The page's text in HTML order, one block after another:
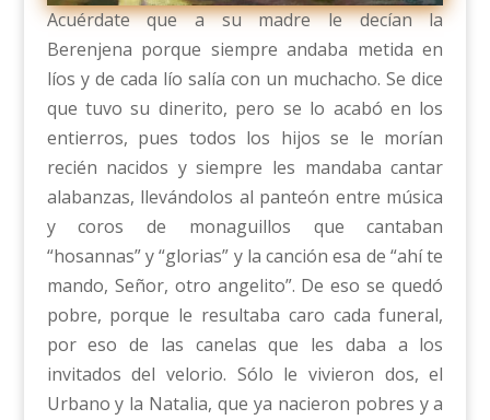
Acuérdate que a su madre le decían la
Berenjena porque siempre andaba metida en
líos y de cada lío salía con un muchacho. Se dice
que tuvo su dinerito, pero se lo acabó en los
entierros, pues todos los hijos se le morían
recién nacidos y siempre les mandaba cantar
alabanzas, llevándolos al panteón entre música
y coros de monaguillos que cantaban
“hosannas” y “glorias” y la canción esa de “ahí te
mando, Señor, otro angelito”. De eso se quedó
pobre, porque le resultaba caro cada funeral,
por eso de las canelas que les daba a los
invitados del velorio. Sólo le vivieron dos, el
Urbano y la Natalia, que ya nacieron pobres y a